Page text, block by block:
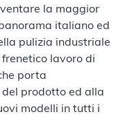
la maggior
italiano ed
pulizia industriale
lavoro di
porta
prodotto ed alla
modelli in tutti i